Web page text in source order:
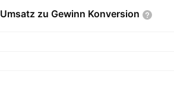
Umsatz zu Gewinn Konversion